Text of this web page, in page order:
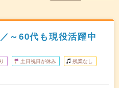
～60代も現役活躍中
土日祝日が休み 残業なし